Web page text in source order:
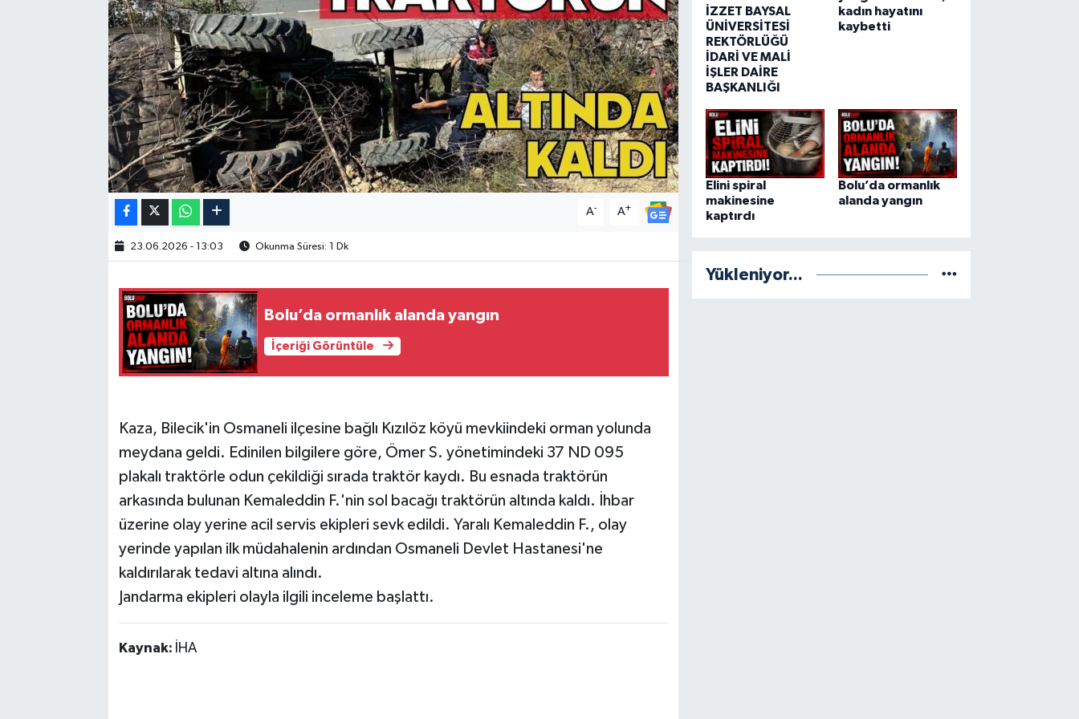
A- A+
23.06.2026 - 13:03 Okunma Süresi: 1 Dk
Bolu’da ormanlık alanda yangın
İçeriği Görüntüle
Kaza, Bilecik'in Osmaneli ilçesine bağlı Kızılöz köyü mevkiindeki orman yolunda
meydana geldi. Edinilen bilgilere göre, Ömer S. yönetimindeki 37 ND 095
plakalı traktörle odun çekildiği sırada traktör kaydı. Bu esnada traktörün
arkasında bulunan Kemaleddin F.'nin sol bacağı traktörün altında kaldı. İhbar
üzerine olay yerine acil servis ekipleri sevk edildi. Yaralı Kemaleddin F., olay
yerinde yapılan ilk müdahalenin ardından Osmaneli Devlet Hastanesi'ne
kaldırılarak tedavi altına alındı.
Jandarma ekipleri olayla ilgili inceleme başlattı.
Kaynak: İHA
İZZET BAYSAL
ÜNİVERSİTESİ
REKTÖRLÜĞÜ
İDARİ VE MALİ
İŞLER DAİRE
BAŞKANLIĞI
kadın hayatını
kaybetti
Elini spiral
makinesine
kaptırdı
Bolu’da ormanlık
alanda yangın
Yükleniyor...